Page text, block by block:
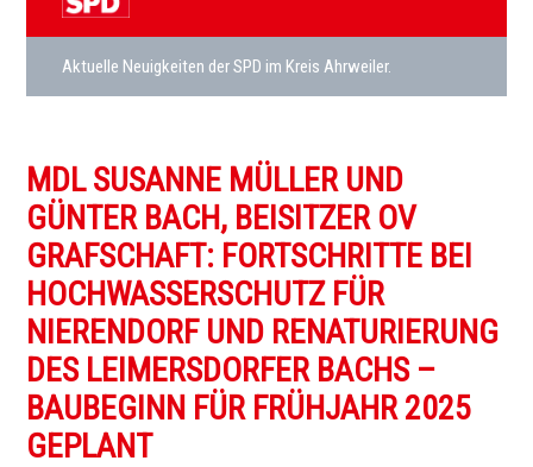
Aktuelle Neuigkeiten der SPD im Kreis Ahrweiler.
MDL SUSANNE MÜLLER UND
GÜNTER BACH, BEISITZER OV
GRAFSCHAFT: FORTSCHRITTE BEI
HOCHWASSERSCHUTZ FÜR
NIERENDORF UND RENATURIERUNG
DES LEIMERSDORFER BACHS –
BAUBEGINN FÜR FRÜHJAHR 2025
GEPLANT